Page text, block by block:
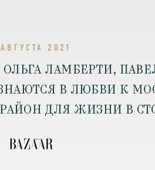
2021
ЛАМБЕРТИ,
В ЛЮБВИ К
ДЛЯ ЖИЗНИ В